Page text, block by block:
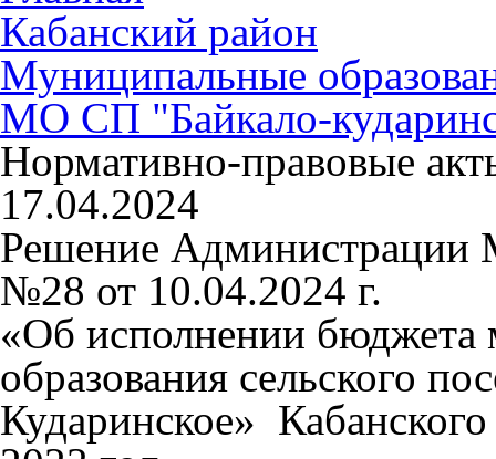
Кабанский район
Муниципальные
МО СП "Байкало-
Нормативно-правовые
17.04.2024
Решение
№28 от 10.04.2024 г.
«Об исполнении бюджета
образования сельского
Кударинское»